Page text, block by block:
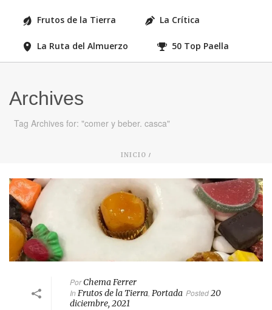
Frutos de la Tierra La Crítica
La Ruta del Almuerzo 50 Top Paella
Archives
Tag Archives for: "comer y beber. casca"
INICIO /
PorChema Ferrer
In Frutos de la Tierra, Portada Posted20
diciembre, 2021